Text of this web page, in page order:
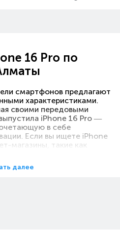
16 Pro по
смартфонов предлагают
характеристиками.
своими передовыми
iPhone 16 Pro —
в себе
Если вы ищете iPhone
магазины, такие как
по доступной цене и
в этих магазинах можно
далее